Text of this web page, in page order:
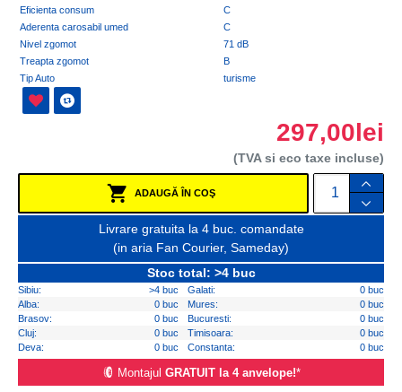
Eficienta consum
C
Aderenta carosabil umed
C
Nivel zgomot
71 dB
Treapta zgomot
B
Tip Auto
turisme
297,00lei
(TVA si eco taxe incluse)
ADAUGĂ ÎN COŞ
Livrare gratuita la 4 buc. comandate
(in aria Fan Courier, Sameday)
Stoc total: >4 buc
Sibiu: >4 buc Galati:
0 buc
Alba:
0 buc Mures:
0 buc
Brasov:
0 buc Bucuresti:
0 buc
Cluj:
0 buc Timisoara:
0 buc
Deva:
0 buc Constanta: 0 buc
Montajul GRATUIT la 4 anvelope!*